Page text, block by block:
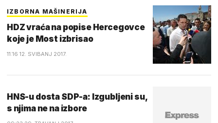
IZBORNA MAŠINERIJA
HDZ vraća na popise Hercegovce
koje je Most izbrisao
11:16 12. SVIBANJ 2017.
HNS-u dosta SDP-a: Izgubljeni su,
s njima ne na izbore